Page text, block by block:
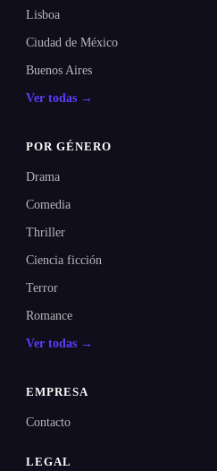
Lisboa
Ciudad de México
Buenos Aires
Ver todas →
POR GÉNERO
Drama
Comedia
Thriller
Ciencia ficción
Terror
Romance
Ver todas →
EMPRESA
Contacto
LEGAL